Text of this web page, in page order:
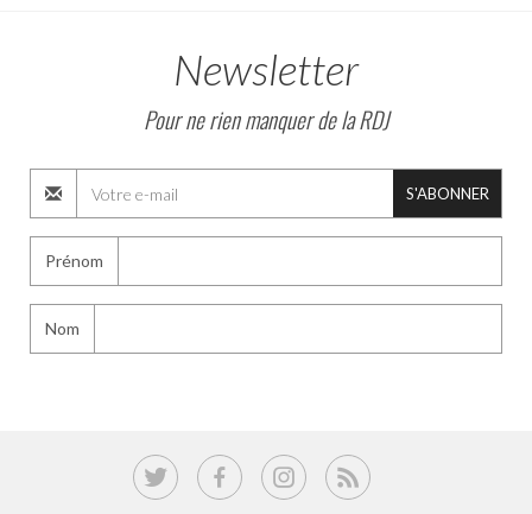
Newsletter
Pour ne rien manquer de la RDJ
S'ABONNER
Prénom
Nom